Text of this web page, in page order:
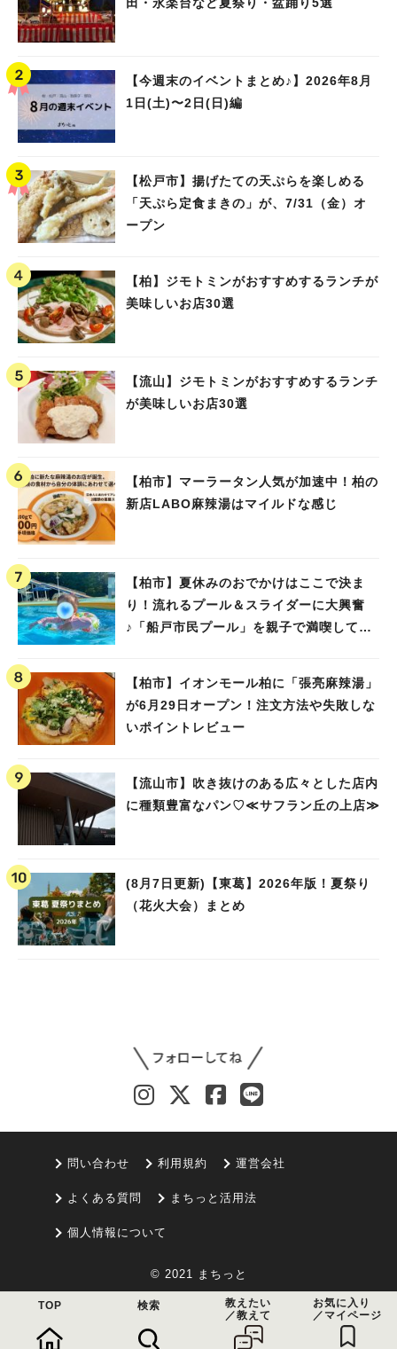
【今週末のイベントまとめ♪】2026年8月
1日(土)〜2日(日)編
【松戸市】揚げたての天ぷらを楽しめる
「天ぷら定食まきの」が、7/31（金）オ
ープン
【柏】ジモトミンがおすすめするランチが
美味しいお店30選
【流山】ジモトミンがおすすめするランチ
が美味しいお店30選
【柏市】マーラータン人気が加速中！柏の
新店LABO麻辣湯はマイルドな感じ
【柏市】夏休みのおでかけはここで決ま
り！流れるプール＆スライダーに大興奮
♪「船戸市民プール」を親子で満喫してき
【柏市】イオンモール柏に「張亮麻辣湯」
が6月29日オープン！注文方法や失敗しな
いポイントレビュー
【流山市】吹き抜けのある広々とした店内
に種類豊富なパン♡≪サフラン丘の上店≫
(8月7日更新)【東葛】2026年版！夏祭り
（花火大会）まとめ
問い合わせ 利用規約 運営会社
よくある質問 まちっと活用法
個人情報について
© 2021 まちっと
TOP 検索
教えたい
／教えて
お気に入り
／マイページ